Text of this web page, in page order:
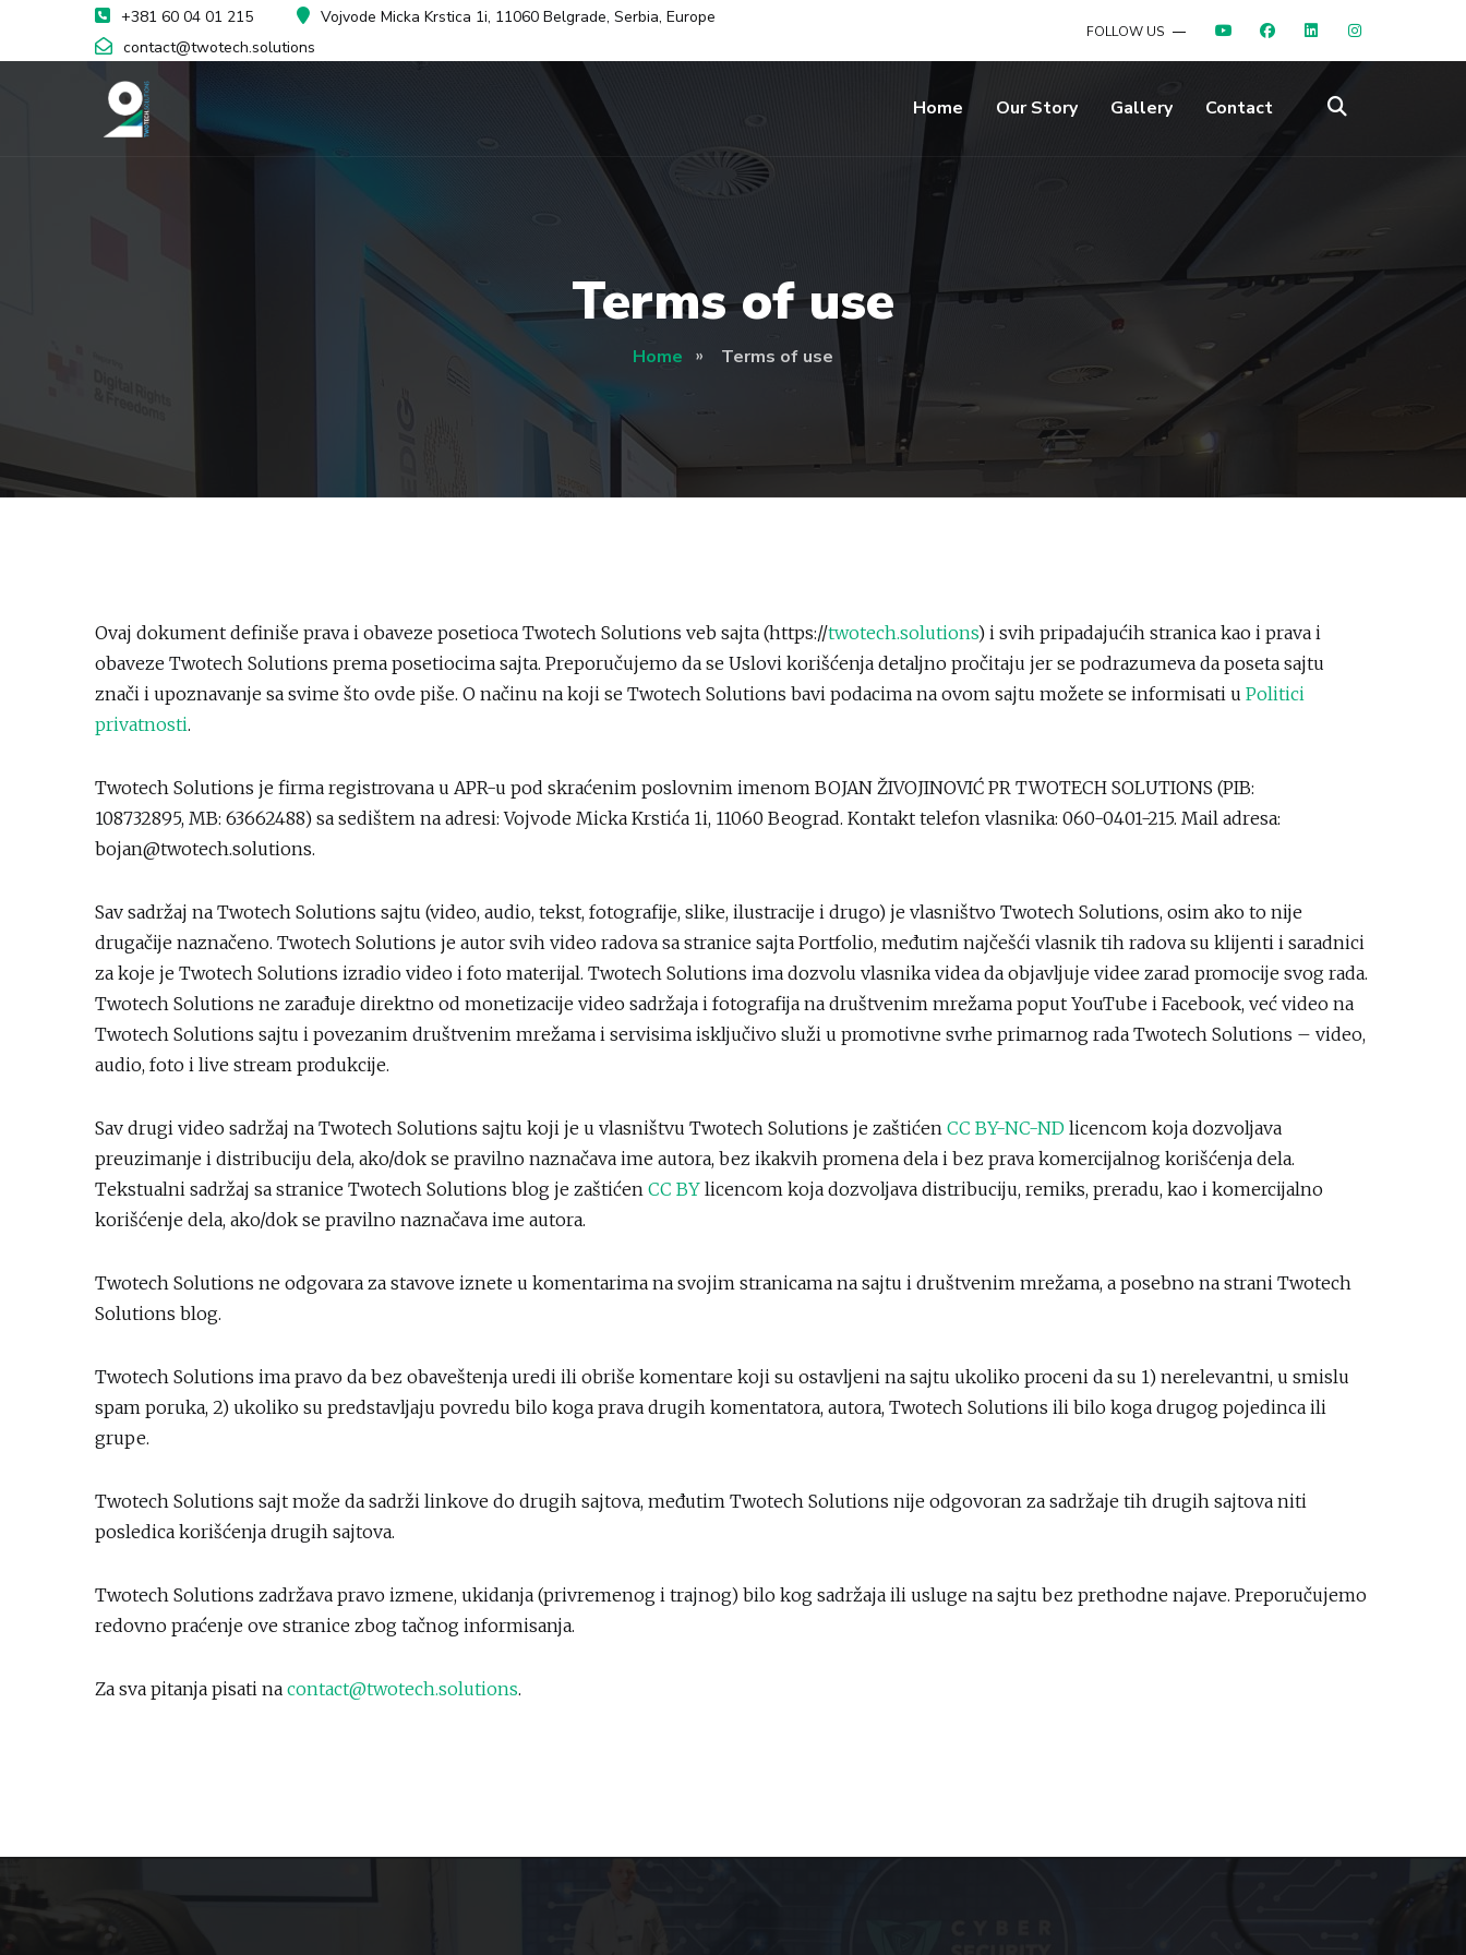
+381 60 04 01 215
Vojvode Micka Krstica 1i, 11060 Belgrade, Serbia, Europe
contact@twotech.solutions
FOLLOW US
Home Our Story Gallery Contact
Terms of use
Home Terms of use
Ovaj dokument definiše prava i obaveze posetioca Twotech Solutions veb sajta (https://twotech.solutions) i svih pripadajućih stranica kao i prava i
obaveze Twotech Solutions prema posetiocima sajta. Preporučujemo da se Uslovi korišćenja detaljno pročitaju jer se podrazumeva da poseta sajtu
znači i upoznavanje sa svime što ovde piše. O načinu na koji se Twotech Solutions bavi podacima na ovom sajtu možete se informisati u Politici
privatnosti.
Twotech Solutions je firma registrovana u APR-u pod skraćenim poslovnim imenom BOJAN ŽIVOJINOVIĆ PR TWOTECH SOLUTIONS (PIB:
108732895, MB: 63662488) sa sedištem na adresi: Vojvode Micka Krstića 1i, 11060 Beograd. Kontakt telefon vlasnika: 060-0401-215. Mail adresa:
bojan@twotech.solutions.
Sav sadržaj na Twotech Solutions sajtu (video, audio, tekst, fotografije, slike, ilustracije i drugo) je vlasništvo Twotech Solutions, osim ako to nije
drugačije naznačeno. Twotech Solutions je autor svih video radova sa stranice sajta Portfolio, međutim najčešći vlasnik tih radova su klijenti i saradnici
za koje je Twotech Solutions izradio video i foto materijal. Twotech Solutions ima dozvolu vlasnika videa da objavljuje videe zarad promocije svog rada.
Twotech Solutions ne zarađuje direktno od monetizacije video sadržaja i fotografija na društvenim mrežama poput YouTube i Facebook, već video na
Twotech Solutions sajtu i povezanim društvenim mrežama i servisima isključivo služi u promotivne svrhe primarnog rada Twotech Solutions – video,
audio, foto i live stream produkcije.
Sav drugi video sadržaj na Twotech Solutions sajtu koji je u vlasništvu Twotech Solutions je zaštićen CC BY-NC-ND licencom koja dozvoljava
preuzimanje i distribuciju dela, ako/dok se pravilno naznačava ime autora, bez ikakvih promena dela i bez prava komercijalnog korišćenja dela.
Tekstualni sadržaj sa stranice Twotech Solutions blog je zaštićen CC BY licencom koja dozvoljava distribuciju, remiks, preradu, kao i komercijalno
korišćenje dela, ako/dok se pravilno naznačava ime autora.
Twotech Solutions ne odgovara za stavove iznete u komentarima na svojim stranicama na sajtu i društvenim mrežama, a posebno na strani Twotech
Solutions blog.
Twotech Solutions ima pravo da bez obaveštenja uredi ili obriše komentare koji su ostavljeni na sajtu ukoliko proceni da su 1) nerelevantni, u smislu
spam poruka, 2) ukoliko su predstavljaju povredu bilo koga prava drugih komentatora, autora, Twotech Solutions ili bilo koga drugog pojedinca ili
grupe.
Twotech Solutions sajt može da sadrži linkove do drugih sajtova, međutim Twotech Solutions nije odgovoran za sadržaje tih drugih sajtova niti
posledica korišćenja drugih sajtova.
Twotech Solutions zadržava pravo izmene, ukidanja (privremenog i trajnog) bilo kog sadržaja ili usluge na sajtu bez prethodne najave. Preporučujemo
redovno praćenje ove stranice zbog tačnog informisanja.
Za sva pitanja pisati na contact@twotech.solutions.